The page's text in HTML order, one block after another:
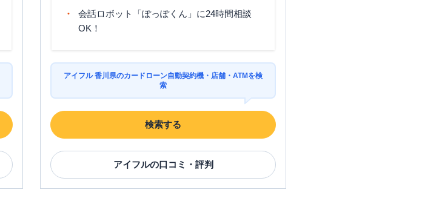
会話ロボット「ぽっぽくん」に24時間相談
OK！
アイフル 香川県のカードローン自動契約機・店舗・ATMを検
索
検索する
アイフルの口コミ・評判